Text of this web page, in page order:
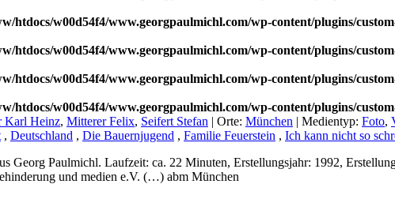
htdocs/w00d54f4/www.georgpaulmichl.com/wp-content/plugins/
htdocs/w00d54f4/www.georgpaulmichl.com/wp-content/plugins/
htdocs/w00d54f4/www.georgpaulmichl.com/wp-content/plugins/
htdocs/w00d54f4/www.georgpaulmichl.com/wp-content/plugins/
Karl Heinz, Mitterer Felix, Seifert Stefan | Orte: München | Medientyp: Foto,
, Deutschland , Die Bauernjugend , Familie Feuerstein , Ich kann nicht so
Georg Paulmichl. Laufzeit: ca. 22 Minuten, Erstellungsjahr: 1992,
und medien e.V. (…) abm München